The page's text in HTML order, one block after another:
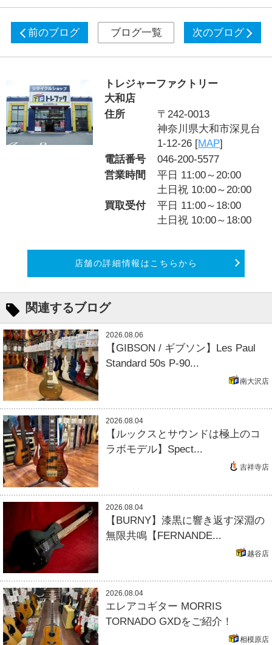
前のブログ ブログ一覧 次のブログ
トレジャーファクトリー
大和店
住所
〒242-0013
神奈川県大和市深見台
1-12-26 [MAP]
電話番号
046-200-5577
営業時間
平日 11:00～20:00
土日祝 10:00～20:00
買取受付
平日 11:00～18:00
土日祝 10:00～18:00
店舗の詳細情報はこちらから
関連するブログ
2026.08.06
【GIBSON / ギブソン】Les Paul
Standard 50s P-90...
南大沢店
2026.08.04
【ルックスとサウンドは極上のコ
ラボモデル】Spect...
吉祥寺店
2026.08.04
【BURNY】漆黒に響き返す深淵の
無限共鳴【FERNANDE...
越谷店
2026.08.04
エレアコギター MORRIS
TORNADO GXDをご紹介！
相模原店